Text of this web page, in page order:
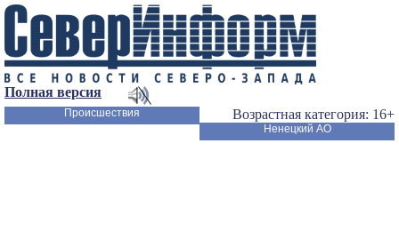
Полная версия
Возрастная категория: 16+
Происшествия
Ненецкий АО